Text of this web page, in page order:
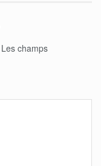
Les champs